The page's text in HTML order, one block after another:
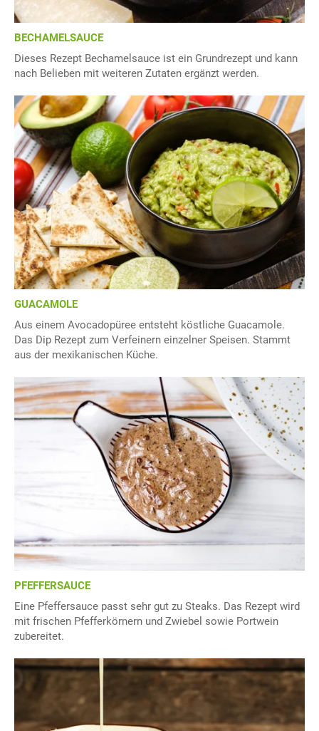
BECHAMELSAUCE
Dieses Rezept Bechamelsauce ist ein Grundrezept und kann
nach Belieben mit weiteren Zutaten ergänzt werden.
GUACAMOLE
Aus einem Avocadopüree entsteht köstliche Guacamole.
Das Dip Rezept zum Verfeinern einzelner Speisen. Stammt
aus der mexikanischen Küche.
PFEFFERSAUCE
Eine Pfeffersauce passt sehr gut zu Steaks. Das Rezept wird
mit frischen Pfefferkörnern und Zwiebel sowie Portwein
zubereitet.